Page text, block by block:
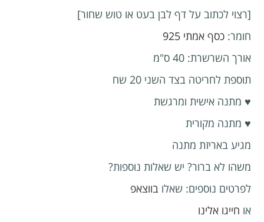
[רצוי לכתוב על דף לבן בעט או טוש שחור]
חומר:כסף אמתי 925
אורך השרשרת: 40 ס"מ
תוספת לחריטה בצד השני 20 שח
♥ מתנה אישית ומרגשת
♥ מתנה מקורית
מגיע באריזת מתנה
משהו לא ברור? יש שאלות נוספות?
לפרטים נוספים: שאלובווצאפ
או חייגו אלינו